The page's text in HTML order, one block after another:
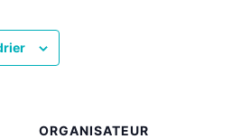
ORGANISATEUR